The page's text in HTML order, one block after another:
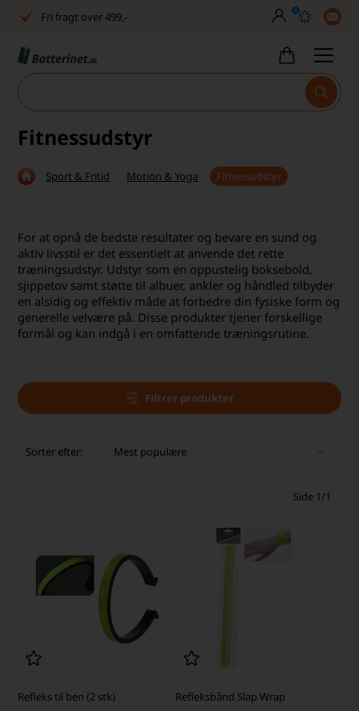
Fri fragt over 499,-
Høj kundetilfredshed
Dag-til-dag levering
Dansk lager
30 dages returret
Tlf. er lukket uge 27-32
0
Fitnessudstyr
Sport & Fritid Motion & Yoga Fitnessudstyr
For at opnå de bedste resultater og bevare en sund og
aktiv livsstil er det essentielt at anvende det rette
træningsudstyr. Udstyr som en oppustelig boksebold,
sjippetov samt støtte til albuer, ankler og håndled tilbyder
en alsidig og effektiv måde at forbedre din fysiske form og
generelle velvære på. Disse produkter tjener forskellige
formål og kan indgå i en omfattende træningsrutine.
Filtrer produkter
Sorter efter:
Side 1/1
Refleks til ben (2 stk) Refleksbånd Slap Wrap